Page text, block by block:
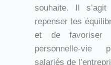
souhaite. Il s’agit
repenser les
et de favoriser
personnelle-vie
salariés de